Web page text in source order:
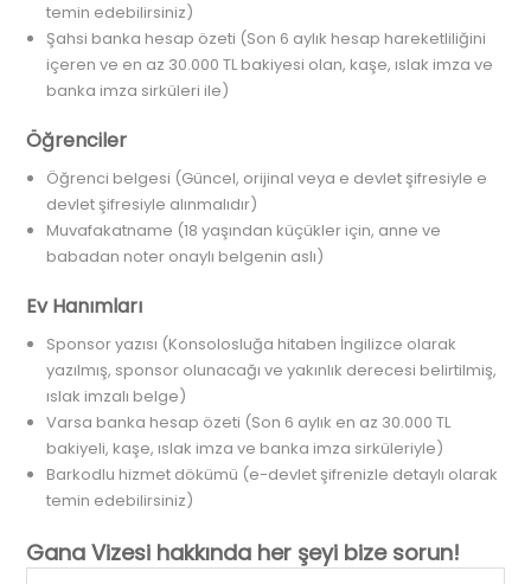
temin edebilirsiniz)
Şahsi banka hesap özeti (Son 6 aylık hesap hareketliliğini
içeren ve en az 30.000 TL bakiyesi olan, kaşe, ıslak imza ve
banka imza sirküleri ile)
Öğrenciler
Öğrenci belgesi (Güncel, orijinal veya e devlet şifresiyle e
devlet şifresiyle alınmalıdır)
Muvafakatname (18 yaşından küçükler için, anne ve
babadan noter onaylı belgenin aslı)
Ev Hanımları
Sponsor yazısı (Konsolosluğa hitaben İngilizce olarak
yazılmış, sponsor olunacağı ve yakınlık derecesi belirtilmiş,
ıslak imzalı belge)
Varsa banka hesap özeti (Son 6 aylık en az 30.000 TL
bakiyeli, kaşe, ıslak imza ve banka imza sirküleriyle)
Barkodlu hizmet dökümü (e-devlet şifrenizle detaylı olarak
temin edebilirsiniz)
Gana Vizesi hakkında her şeyi bize sorun!